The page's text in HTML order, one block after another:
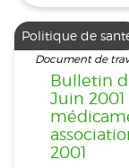
Politique de
Document de
Bulletin
Juin
2001